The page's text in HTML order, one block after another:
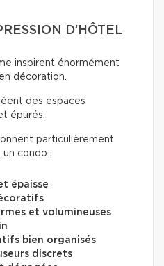
D’HÔTEL
inspirent énormément
décoration.
des espaces
épurés.
particulièrement
un condo :
épaisse
et volumineuses
bien organisés
discrets